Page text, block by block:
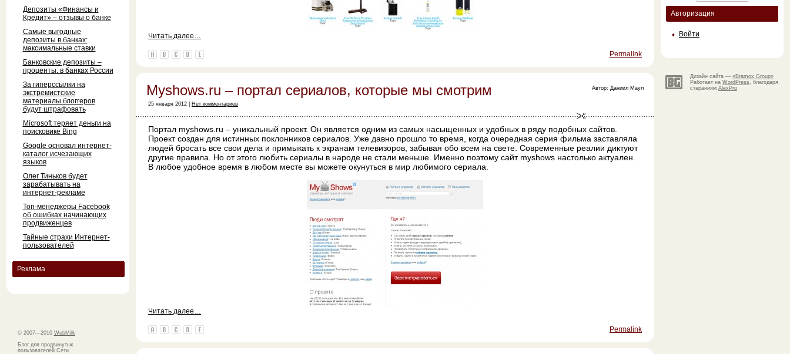
Депозиты «Финансы и
Кредит» – отзывы о банке
Самые выгодные
депозиты в банках:
максимальные ставки
Банковские депозиты –
проценты: в банках России
За гиперссылки на
экстремистские
материалы блоггеров
будут штрафовать
Microsoft теряет деньги на
поисковике Bing
Google основал интернет-
каталог исчезающих
языков
Олег Тиньков будет
зарабатывать на
интернет-рекламе
Топ-менеджеры Facebook
об ошибках начинающих
продвиженцев
Тайные страхи Интернет-
пользователей
Реклама
© 2007—2010 WebMilk
Блог для продвинутых
пользователей Сети
Читать далее…
Permalink
Myshows.ru – портал сериалов, которые мы смотрим
25 января 2012 | Нет комментариев
Автор: Даниил Маул
Портал myshows.ru – уникальный проект. Он является одним из самых насыщенных и удобных в ряду подобных сайтов.
Проект создан для истинных поклонников сериалов. Уже давно прошло то время, когда очередная серия фильма заставляла
людей бросать все свои дела и примыкать к экранам телевизоров, забывая обо всем на свете. Современные реалии диктуют
другие правила. Но от этого любить сериалы в народе не стали меньше. Именно поэтому сайт myshows настолько актуален.
В любое удобное время в любом месте вы можете окунуться в мир любимого сериала.
Читать далее…
Permalink
Авторизация
Войти
Дизайн сайта — «Bramox Group»
Работает на WordPress, благодаря
стараниям AlexPro